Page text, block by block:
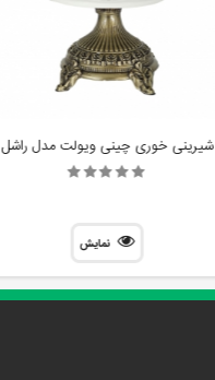
شیرینی خوری چینی ویولت مدل راشل
نمایش